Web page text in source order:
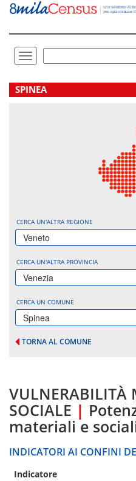
Vai
direttamente
Toggle
navigation
.
SPINEA
CERCA UN'ALTRA REGIONE
Veneto
CERCA UN'ALTRA PROVINCIA
Venezia
CERCA UN COMUNE
Spinea
TORNA AL COMUNE
VULNERABILITÀ
SOCIALE |
materiali e
INDICATORI AI CONFINI
Indicatore